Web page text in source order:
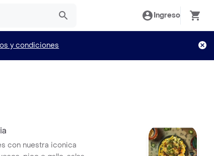
Ingreso
y condiciones
con nuestra iconica